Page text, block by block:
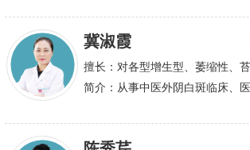
冀淑霞
擅长：对各型增生型、萎缩性、
白斑的诊治
简介：从事中医外阴白斑临床、